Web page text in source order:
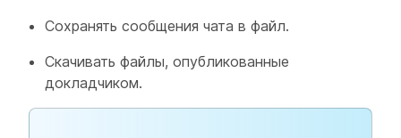
Сохранять сообщения чата в файл.
Скачивать файлы, опубликованные
докладчиком.